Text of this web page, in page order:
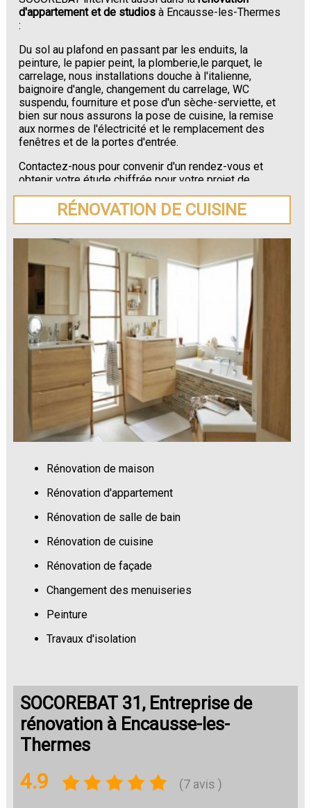
d'appartement et de studios à Encausse-les-Thermes
:
Du sol au plafond en passant par les enduits, la
peinture, le papier peint, la plomberie,le parquet, le
carrelage, nous installations douche à l'italienne,
baignoire d'angle, changement du carrelage, WC
suspendu, fourniture et pose d'un sèche-serviette, et
bien sur nous assurons la pose de cuisine, la remise
aux normes de l'électricité et le remplacement des
fenêtres et de la portes d'entrée.
Contactez-nous pour convenir d'un rendez-vous et
obtenir votre étude chiffrée pour votre projet de
rénovation de maison ou d'appartement près de
Encausse-les-Thermes.
RÉNOVATION DE CUISINE
Rénovation de maison
Rénovation d'appartement
Rénovation de salle de bain
Rénovation de cuisine
Rénovation de façade
Changement des menuiseries
Peinture
Travaux d'isolation
SOCOREBAT 31, Entreprise de
rénovation à Encausse-les-
Thermes
4.9 (7 avis )